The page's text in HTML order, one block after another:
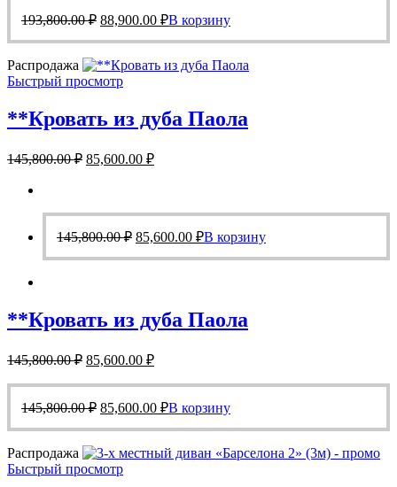
193,800.00₽ Первоначальная
составляла
193,800.00 ₽.
88,900.00 ₽Текущая
цена:
В корзину
Распродажа
Быстрый просмотр
**Кровать из дуба Паола
145,800.00₽ Первоначальная
85,600.00 ₽Текущая
145,800.00₽ Первоначальная
составляла
85,600.00 ₽Текущая
цена:
В корзину
**Кровать из дуба Паола
145,800.00₽ Первоначальная
составляла
145,800.00 ₽.
85,600.00 ₽Текущая
85,600.00 ₽.
145,800.00₽ Первоначальная
составляла
145,800.00 ₽.
85,600.00 ₽Текущая
цена:
В корзину
Распродажа
Быстрый просмотр